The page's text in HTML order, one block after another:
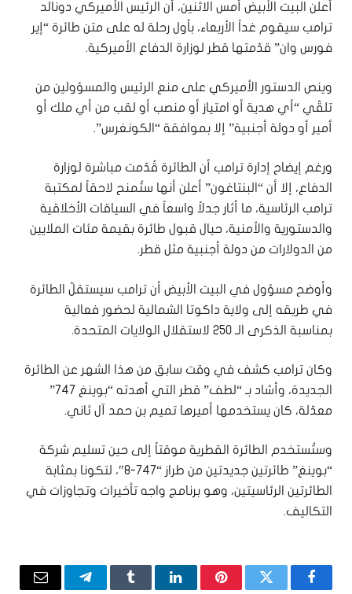
أعلن البيت الأبيض أمس الاثنين، أن الرئيس الأميركي دونالد
ترامب سيقوم غداً الأربعاء، بأول رحلة له على متن طائرة “إير
فورس وان” قدّمتها قطر لوزارة الدفاع الأميركية.
وينص الدستور الأميركي على منع الرئيس والمسؤولين من
تلقّي “أي هدية أو امتياز أو منصب أو لقب من أي ملك أو
أمير أو دولة أجنبية” إلا بموافقة “الكونغرس”.
ورغم إيضاح إدارة ترامب أن الطائرة قُدّمت مباشرة لوزارة
الدفاع، إلا أن “البنتاغون” أعلن أنها ستُمنح لاحقاً لمكتبة
ترامب الرئاسية، ما أثار جدلاً واسعاً في السياقات الأخلاقية
والدستورية والأمنية، حيال قبول طائرة بقيمة مئات الملايين
من الدولارات من دولة أجنبية مثل قطر.
وأوضح مسؤول في البيت الأبيض أن ترامب سيستقلّ الطائرة
في طريقه إلى ولاية داكوتا الشمالية لحضور فعالية
بمناسبة الذكرى الـ 250 لاستقلال الولايات المتحدة.
وكان ترامب كشف في وقت سابق من هذا الشهر عن الطائرة
الجديدة، وأشاد بـ “لطف” قطر التي أهدته “بوينغ 747”
معدّلة، كان يستخدمها أميرها تميم بن حمد آل ثاني.
وستُستخدم الطائرة القطرية موقتاً إلى حين تسليم شركة
“بوينغ” طائرتين جديدتين من طراز “747-8″، لتكونا بمثابة
الطائرتين الرئاسيتين، وهو برنامج واجه تأخيرات وتجاوزات في
التكاليف.
فيسبوكتويتر بينتيريستلينكدإنTumblrتيلقرامالبريد